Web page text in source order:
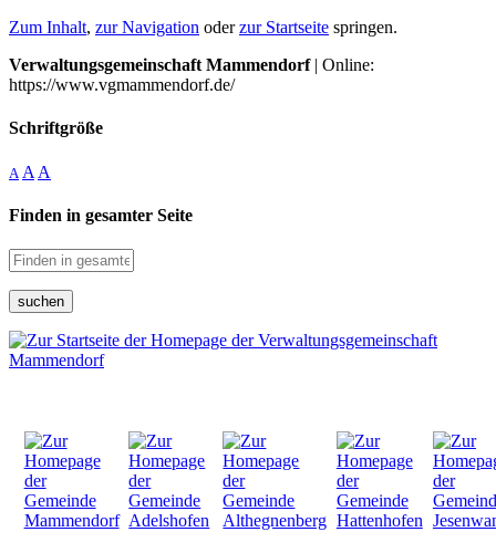
Zum Inhalt, zur Navigation oderzur Startseite springen.
Verwaltungsgemeinschaft Mammendorf| Online:
https://www.vgmammendorf.de/
Schriftgröße
A A A
Finden in gesamter Seite
suchen